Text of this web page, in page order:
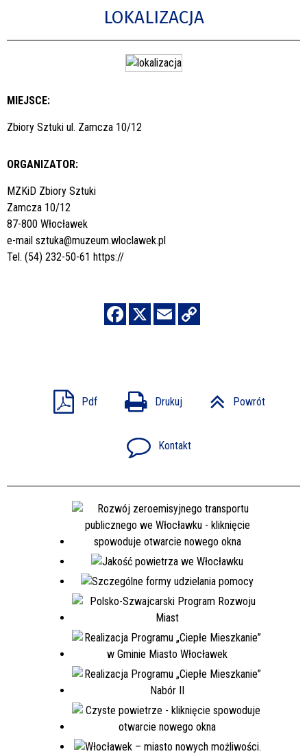
LOKALIZACJA
MIEJSCE:
Zbiory Sztuki ul. Zamcza 10/12
ORGANIZATOR:
MZKiD Zbiory Sztuki
Zamcza 10/12
87-800 Włocławek
e-mail sztuka@muzeum.wloclawek.pl
Tel. (54) 232-50-61 https://
Pdf Drukuj Powrót
Kontakt